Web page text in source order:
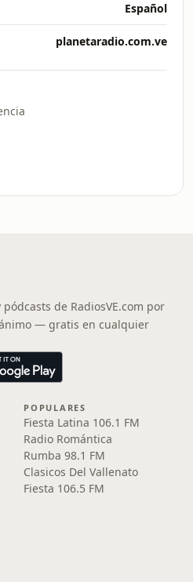
Español
planetaradio.com.ve
de RadiosVE.com por
— gratis en cualquier
POPULARES
Fiesta Latina 106.1 FM
Radio Romántica
Rumba 98.1 FM
Clasicos Del Vallenato
Fiesta 106.5 FM